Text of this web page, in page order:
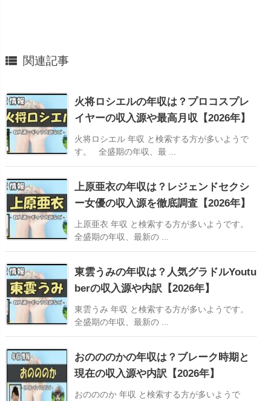
 関連記事
火将ロシエルの年収は？プロコスプレ
イヤーの収入源や最高月収【2026年】
火将ロシエル 年収 と検索する方が多いようで
す。 全盛期の年収、最 ...
上原亜衣の年収は？レジェンドセクシ
ー女優の収入源を徹底調査【2026年】
上原亜衣 年収 と検索する方が多いようです。
全盛期の年収、最新の ...
東雲うみの年収は？人気グラドルYoutu
berの収入源や内訳【2026年】
東雲うみ 年収 と検索する方が多いようです。
全盛期の年収、最新の ...
おのののかの年収は？ブレーク時期と
現在の収入源や内訳【2026年】
おのののか 年収 と検索する方が多いようで